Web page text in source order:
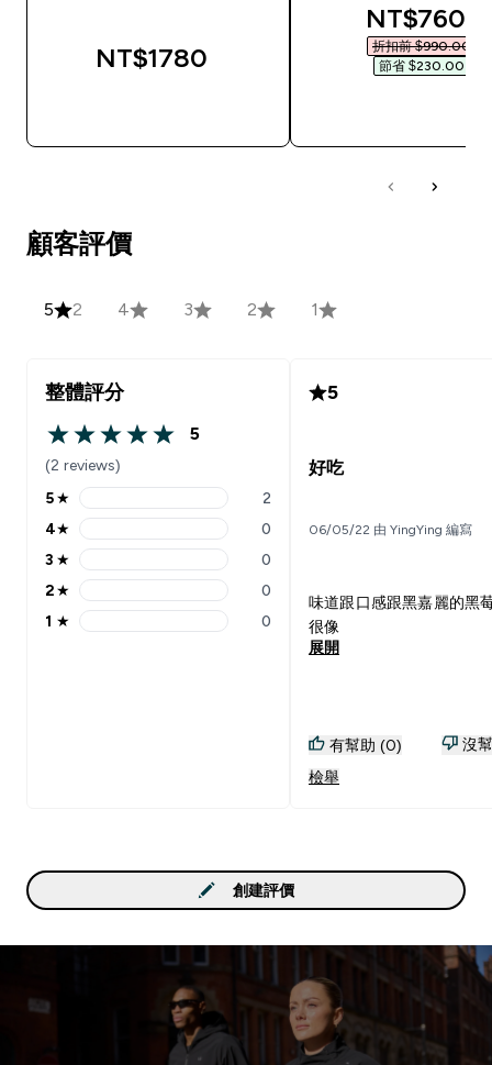
NT$1780‎
NT$760‎
折扣前 $990.00‎
節省 $230.00‎
顧客評價
5 2 4 3 2 1
整體評分
5 out of 5 stars
5
(2 reviews)
5 stars rating 2 reviews
5★ 2
4 stars rating 0 reviews
4★ 0
3 stars rating 0 reviews
3 ★ 0
2 stars rating 0 reviews
2★ 0
1 stars rating 0 reviews
1 ★ 0
5
好吃
06/05/22 由 YingYing 編寫
味道跟口感跟黑嘉麗的黑
很像
展開
有幫助 (0)
沒
檢舉
創建評價